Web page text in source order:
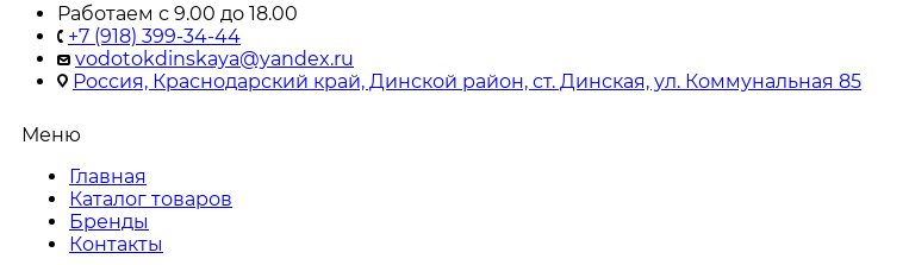
Работаем с 9.00 до 18.00
+7 (918) 399-34-44
vodotokdinskaya@yandex.ru
Россия, Краснодарский край, Динской район, ст. Динская, ул. Коммунальная 85
Меню
Главная
Каталог товаров
Бренды
Контакты